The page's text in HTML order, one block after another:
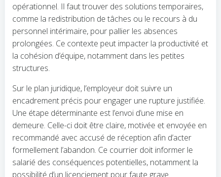
opérationnel. Il faut trouver des solutions temporaires,
comme la redistribution de tâches ou le recours à du
personnel intérimaire, pour pallier les absences
prolongées. Ce contexte peut impacter la productivité et
la cohésion d’équipe, notamment dans les petites
structures.
Sur le plan juridique, l’employeur doit suivre un
encadrement précis pour engager une rupture justifiée.
Une étape déterminante est l’envoi d’une mise en
demeure. Celle-ci doit être claire, motivée et envoyée en
recommandé avec accusé de réception afin d’acter
formellement l’abandon. Ce courrier doit informer le
salarié des conséquences potentielles, notamment la
possibilité d’un licenciement pour faute grave.